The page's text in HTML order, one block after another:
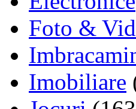
Foto &
Imobiliare